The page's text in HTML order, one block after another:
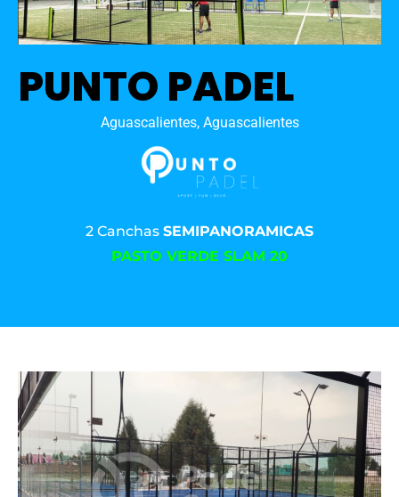
PUNTO PADEL
Aguascalientes, Aguascalientes
2 Canchas SEMIPANORAMICAS
PASTO VERDE SLAM 20